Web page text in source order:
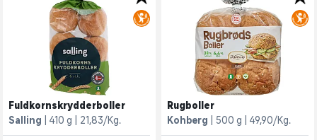
Fuldkornskrydderboller
Salling
410 g 21,83/Kg.
Rugboller
Kohberg
500 g 49,90/Kg.